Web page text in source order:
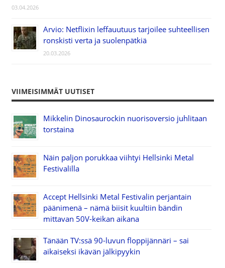
03.04.2026
Arvio: Netflixin leffauutuus tarjoilee suhteellisen
ronskisti verta ja suolenpätkiä
20.03.2026
VIIMEISIMMÄT UUTISET
Mikkelin Dinosaurockin nuorisoversio juhlitaan
torstaina
Näin paljon porukkaa viihtyi Hellsinki Metal
Festivalilla
Accept Hellsinki Metal Festivalin perjantain
päänimenä – nämä biisit kuultiin bändin
mittavan 50V-keikan aikana
Tänään TV:ssä 90-luvun floppijännäri – sai
aikaiseksi ikävän jälkipyykin